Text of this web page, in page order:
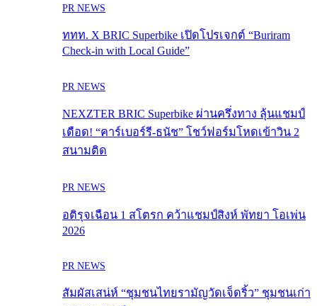
PR NEWS
ททท. X BRIC Superbike เปิดโปรเจกต์ “Buriram
Check-in with Local Guide”
PR NEWS
NEXZTER BRIC Superbike ผ่านครึ่งทาง ลุ้นแชมป์
เดือด! “คาร์เบอร์รี-ธนัช” โชว์ฟอร์มโหดเข้าวิน 2
สนามติด
PR NEWS
อติรุจเฉือน 1 สโตรก คว้าแชมป์สิงห์ พัทยา โอเพ่น
2026
PR NEWS
สัมผัสเสน่ห์ “ชุมชนไทยรามัญวัดเจ็ดริ้ว” ชุมชนเก่า